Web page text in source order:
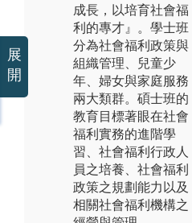
成長，以培育社會福
利的專才』。學士班
分為社會福利政策與
組織管理、兒童少
年、婦女與家庭服務
兩大類群。碩士班的
教育目標著眼在社會
福利實務的進階學
習、社會福利行政人
員之培養、社會福利
政策之規劃能力以及
相關社會福利機構之
展
開